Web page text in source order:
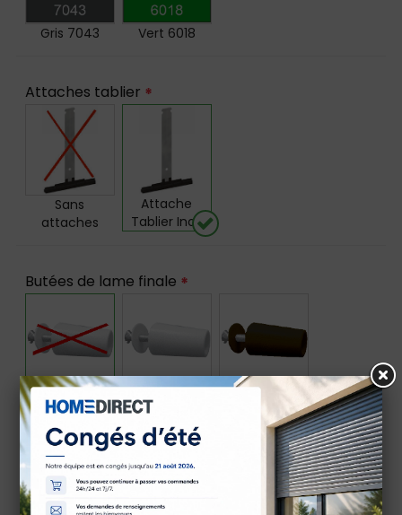
Gris 7043 Vert 6018
Attaches tablier *
Sans
attaches
Attache
Tablier Inox
Butées de lame finale *
Sans butées
Butées rondes
blanches
Butées rondes
Marron